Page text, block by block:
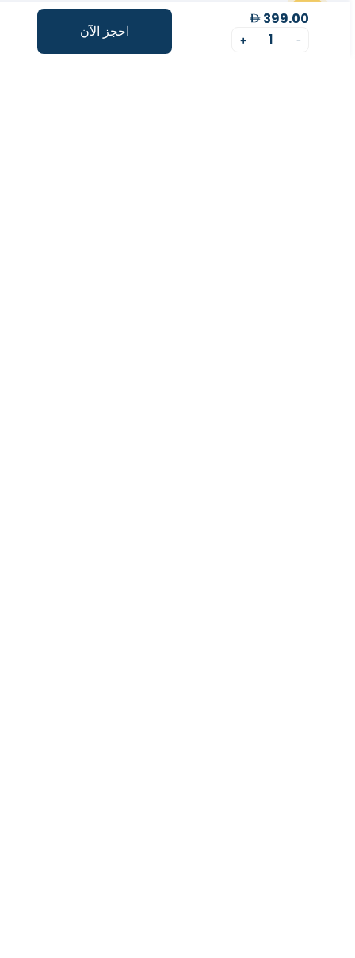
399.00
-
1
+ احجز الآننأتي إليك! جمع احترافي ومريح من منزلك.